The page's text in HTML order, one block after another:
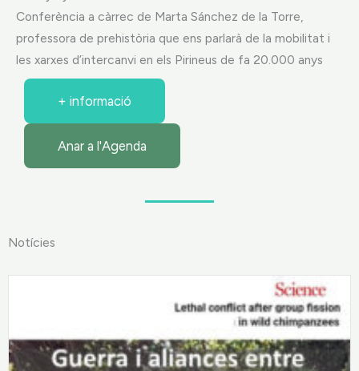
Conferència a càrrec de Marta Sánchez de la Torre,
professora de prehistòria que ens parlarà de la mobilitat i
les xarxes d’intercanvi en els Pirineus de fa 20.000 anys
+ informació
Anar a l'Agenda
Notícies